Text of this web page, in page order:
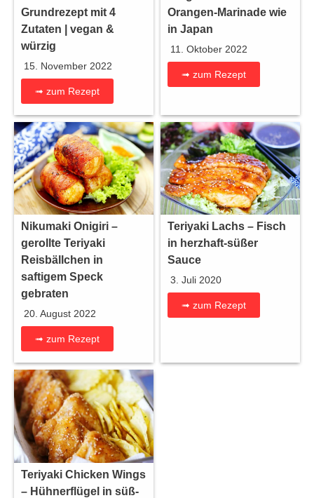
Grundrezept mit 4
Zutaten | vegan &
würzig
15. November 2022
➟ zum Rezept
Orangen-Marinade wie
in Japan
11. Oktober 2022
➟ zum Rezept
Nikumaki Onigiri –
gerollte Teriyaki
Reisbällchen in
saftigem Speck
gebraten
20. August 2022
➟ zum Rezept
Teriyaki Lachs – Fisch
in herzhaft-süßer
Sauce
3. Juli 2020
➟ zum Rezept
Teriyaki Chicken Wings
– Hühnerflügel in süß-